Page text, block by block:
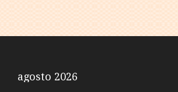
agosto 2026